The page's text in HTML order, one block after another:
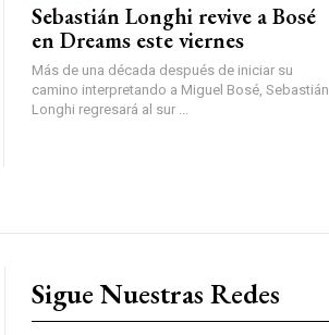
Sebastián Longhi revive a Bosé
en Dreams este viernes
Más de una década después de iniciar su
camino interpretando a Miguel Bosé, Sebastián
Longhi regresará al sur ...
Sigue Nuestras Redes